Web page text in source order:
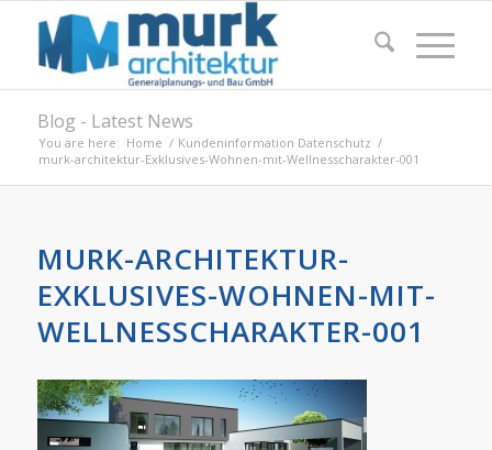
Blog - Latest News
You are here: Home / Kundeninformation Datenschutz /
murk-architektur-Exklusives-Wohnen-mit-Wellnesscharakter-001
MURK-ARCHITEKTUR-
EXKLUSIVES-WOHNEN-MIT-
WELLNESSCHARAKTER-001